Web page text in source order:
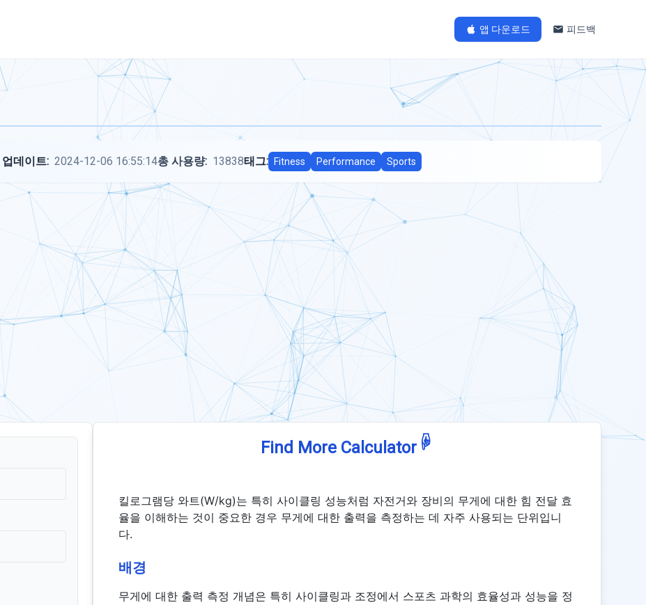
앱 다운로드 피드백
데이트: 2024-12-06 16:55:14총 사용량: 13838태그: Fitness Performance Sports
Find More Calculator ☟
킬로그램당 와트(W/kg)는 특히 사이클링 성능처럼 자전거와 장비의 무게에 대한 힘 전달 효
율을 이해하는 것이 중요한 경우 무게에 대한 출력을 측정하는 데 자주 사용되는 단위입니
다.
배경
무게에 대한 출력 측정 개념은 특히 사이클링과 조정에서 스포츠 과학의 효율성과 성능을 정